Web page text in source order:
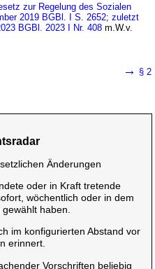
zur Regelung des Sozialen
2019 BGBl. I S. 2652; zuletzt
BGBl. 2023 I Nr. 408 m.W.v.
→ § 2
Änderungen
oder in Kraft tretende
wöchentlich oder in dem
haben.
im konfigurierten Abstand vor
erinnert.
Vorschriften beliebig